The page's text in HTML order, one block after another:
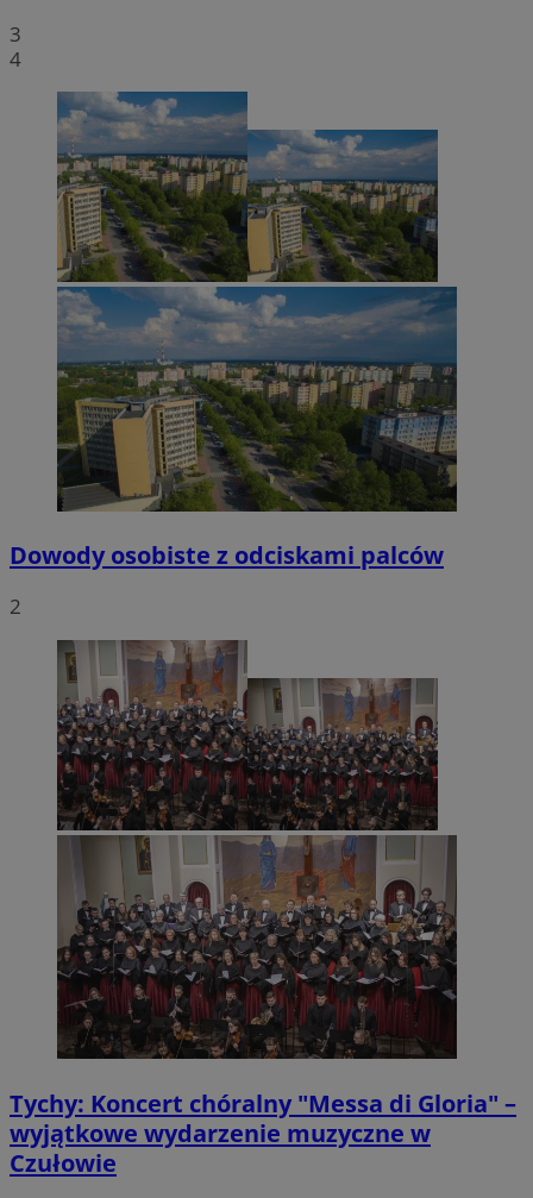
3
4
Dowody osobiste z odciskami palców
2
Tychy: Koncert chóralny "Messa di Gloria" –
wyjątkowe wydarzenie muzyczne w
Czułowie